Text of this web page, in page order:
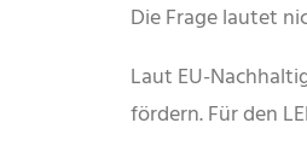
Die Frage lautet
Laut EU-
fördern. Für den